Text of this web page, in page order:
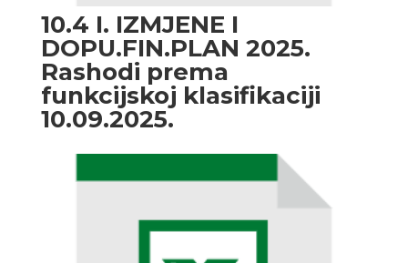
10.4 I. IZMJENE I
DOPU.FIN.PLAN 2025.
Rashodi prema
funkcijskoj klasifikaciji
10.09.2025.